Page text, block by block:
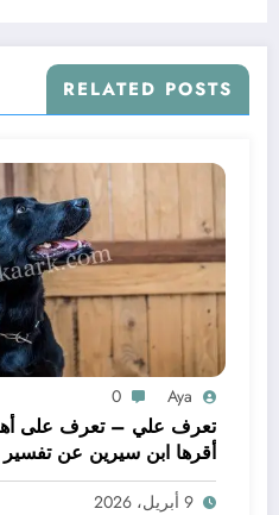
RELATED POSTS
Aya
0
تعرف علي – تعرف على أهم
أقرها ابن سيرين عن تفسير
لحم – بالتفصيل
9 أبريل، 2026